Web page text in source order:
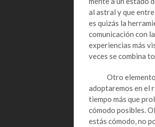
al astral y que
es quizás la
comunicación con
experiencias más
veces se combina
Otro elemento
adoptaremos en el
tiempo más que
cómodo posibles.
estás cómodo, no